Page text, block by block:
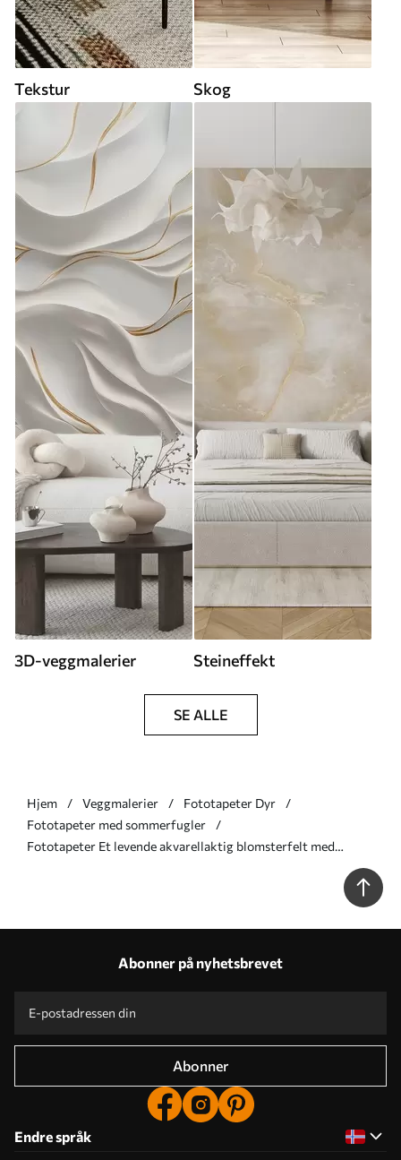
Tekstur Skog
3D-veggmalerier Steineffekt
SE ALLE
Hjem Veggmalerier
Fototapeter Dyr
Fototapeter med sommerfugler
Fototapeter Et levende akvarellaktig blomsterfelt med
oransje og gule blomster og en sommerfugl over blomstene
Abonner på nyhetsbrevet
Abonner
Endre språk